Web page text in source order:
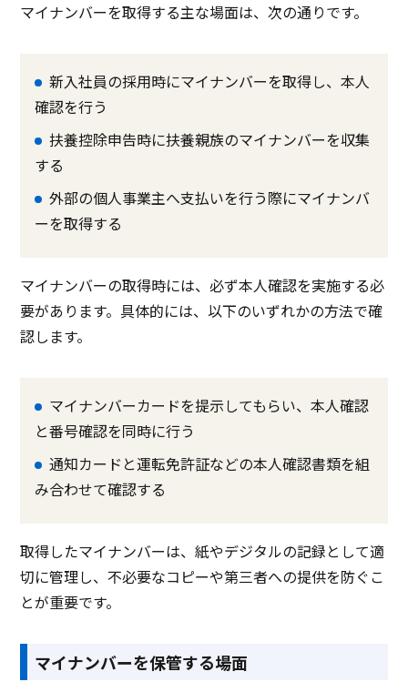
マイナンバーを取得する主な場面は、次の通りです。
新入社員の採用時にマイナンバーを取得し、本人
確認を行う
扶養控除申告時に扶養親族のマイナンバーを収集
する
外部の個人事業主へ支払いを行う際にマイナンバ
ーを取得する
マイナンバーの取得時には、必ず本人確認を実施する必
要があります。具体的には、以下のいずれかの方法で確
認します。
マイナンバーカードを提示してもらい、本人確認
と番号確認を同時に行う
通知カードと運転免許証などの本人確認書類を組
み合わせて確認する
取得したマイナンバーは、紙やデジタルの記録として適
切に管理し、不必要なコピーや第三者への提供を防ぐこ
とが重要です。
マイナンバーを保管する場面